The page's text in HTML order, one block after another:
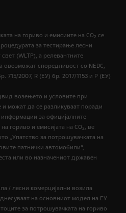
на гориво и емисиите на CO2 се
за тестирање лесни
(WLTP), а релевантните
овозможат споредливост со NEDC,
715/2007, R (ЕУ) бр. 2017/1153 и Р (ЕУ)
возењето и условите при
можат да се разликуваат поради
за официјалните
гориво и емисијата на CO2, ве
„Упатство за потрошувачката на
патнички автомобили“,
или во назначениот државен
/ лесни комерцијални возила
на основниот модел на ЕУ
за потрошувачката на гориво